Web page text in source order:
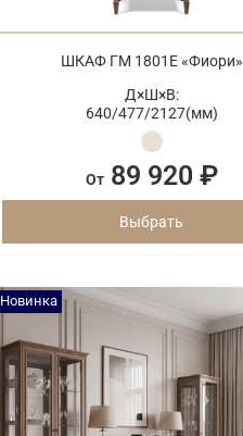
ШКАФ ГМ 1801Е «Фиори»
Д×Ш×В:
640/477/2127(мм)
От89 920 ₽
Выбрать
Новинка